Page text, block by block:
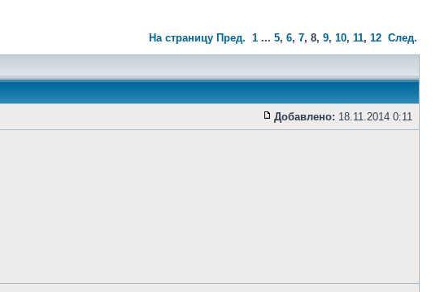
На страницу Пред. 1 ... 5, 6, 7, 8, 9, 10, 11, 12 След.
Добавлено: 18.11.2014 0:11